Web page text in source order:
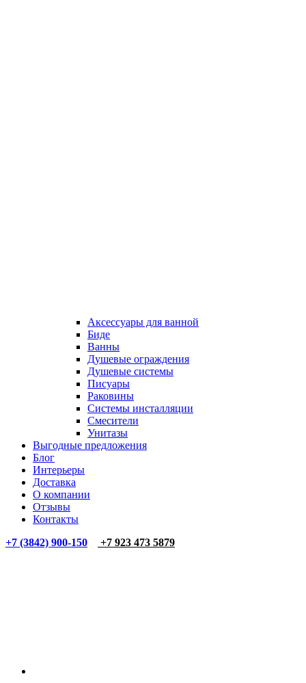
Аксессуары для ванной
Биде
Ванны
Душевые ограждения
Душевые системы
Писуары
Раковины
Системы инсталляции
Смесители
Унитазы
Выгодные предложения
Блог
Интерьеры
Доставка
О компании
Отзывы
Контакты
+7 (3842) 900-150
+7 923 473 5879